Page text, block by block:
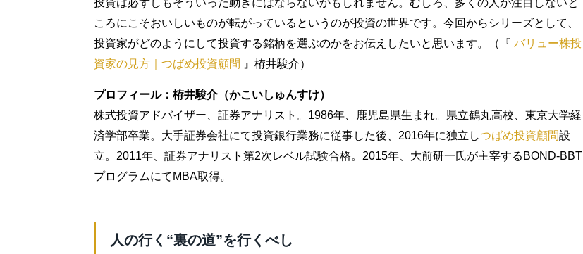
ころにこそおいしいものが転がっているというのが投資の世界です。今回からシリーズとして、
投資家がどのようにして投資する銘柄を選ぶのかをお伝えしたいと思います。（『 バリュー株投
資家の見方｜つばめ投資顧問 』栫井駿介）
プロフィール：栫井駿介（かこいしゅんすけ）
株式投資アドバイザー、証券アナリスト。1986年、鹿児島県生まれ。県立鶴丸高校、東京大学経
済学部卒業。大手証券会社にて投資銀行業務に従事した後、2016年に独立しつばめ投資顧問設
立。2011年、証券アナリスト第2次レベル試験合格。2015年、大前研一氏が主宰するBOND-BBT
プログラムにてMBA取得。
人の行く“裏の道”を行くべし